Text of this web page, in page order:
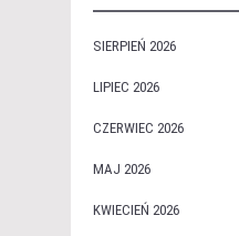
SIERPIEŃ 2026
LIPIEC 2026
CZERWIEC 2026
MAJ 2026
KWIECIEŃ 2026